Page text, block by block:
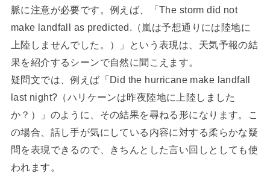
脈に注意が必要です。例えば、「The storm did not
make landfall as predicted.（嵐は予想通りには陸地に
上陸しませんでした。）」という表現は、天気予報の結
果を紹介するシーンで自然に聞こえます。
疑問文では、例えば「Did the hurricane make landfall
last night?（ハリケーンは昨夜陸地に上陸しました
か？）」のように、その結果を尋ねる形になります。こ
の場合、話し手が気にしている内容に対する柔らかな疑
問を表現できるので、きちんとした言い回しとしても使
われます。